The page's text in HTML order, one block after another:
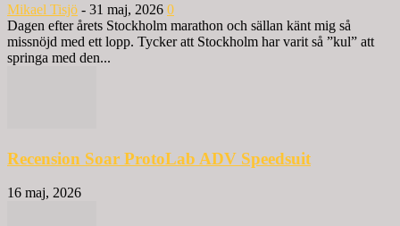
Mikael Tisjö - 31 maj, 2026 0
Dagen efter årets Stockholm marathon och sällan känt mig så
missnöjd med ett lopp. Tycker att Stockholm har varit så ”kul” att
springa med den...
Recension Soar ProtoLab ADV Speedsuit
16 maj, 2026